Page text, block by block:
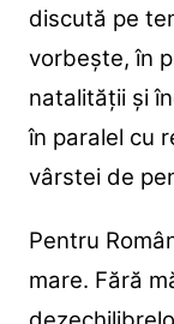
discută pe
vorbește, în
natalității și
în paralel cu
vârstei de
Pentru
mare. Fără